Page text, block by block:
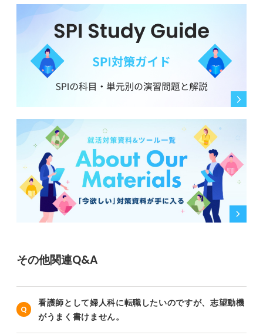
その他関連Q&A
看護師として婦人科に転職したいのですが、志望動機
がうまく書けません。